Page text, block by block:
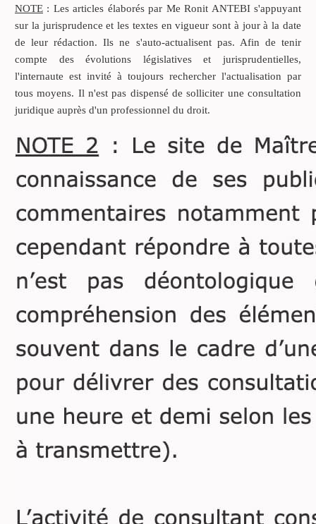
cassation (14 octobre 2009,
pourvoi n°08-18150,
Légifrance), la première
chambre civile a rejeté le
pourvoi formé contre un
arrêt de la Cour d’appel
d’Aix en Provence.
NOTE : Les articles élaborés par Me Ronit ANTEBI s'appuyant
sur la jurisprudence et les textes en vigueur sont à jour à la date
de leur rédaction. Ils ne s'auto-actualisent pas. Afin de tenir
compte des évolutions législatives et jurisprudentielles,
l'internaute est invité à toujours rechercher l'actualisation par
tous moyens. Il n'est pas dispensé de solliciter une consultation
juridique auprès d'un professionnel du droit.